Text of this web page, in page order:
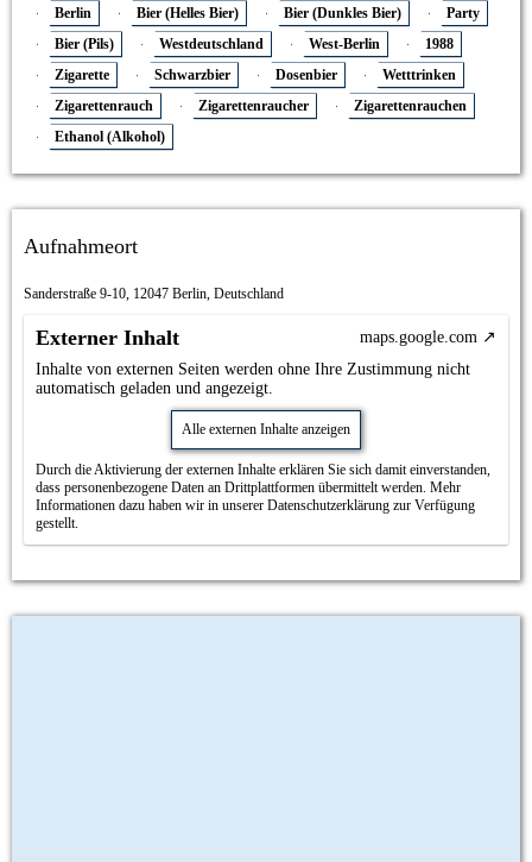
Berlin Bier (Helles Bier) Bier (Dunkles Bier)
Party
Bier (Pils)
Westdeutschland West-Berlin
1988
Zigarette
Schwarzbier Dosenbier
Wetttrinken
Zigarettenrauch
Zigarettenraucher
Zigarettenrauchen
Ethanol (Alkohol)
Aufnahmeort
Sanderstraße 9-10, 12047 Berlin, Deutschland
Externer Inhalt
maps.google.com
Inhalte von externen Seiten werden ohne Ihre Zustimmung nicht
automatisch geladen und angezeigt.
Alle externen Inhalte anzeigen
Durch die Aktivierung der externen Inhalte erklären Sie sich damit einverstanden,
dass personenbezogene Daten an Drittplattformen übermittelt werden. Mehr
Informationen dazu haben wir in unserer Datenschutzerklärung zur Verfügung
gestellt.